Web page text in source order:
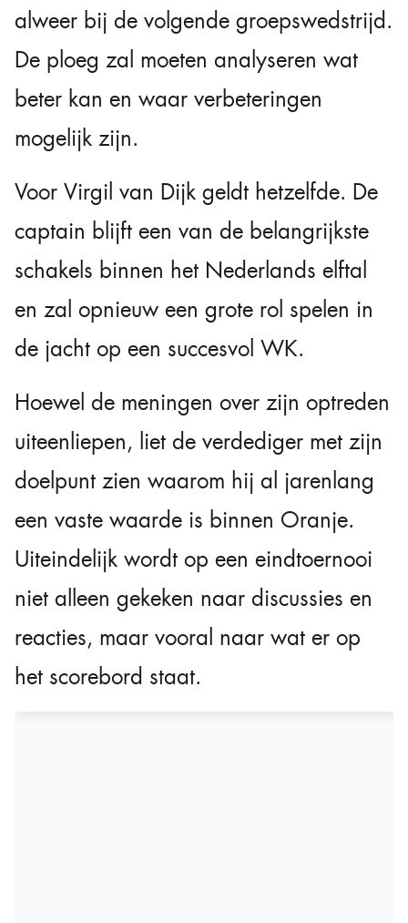
alweer bij de volgende groepswedstrijd.
De ploeg zal moeten analyseren wat
beter kan en waar verbeteringen
mogelijk zijn.
Voor Virgil van Dijk geldt hetzelfde. De
captain blijft een van de belangrijkste
schakels binnen het Nederlands elftal
en zal opnieuw een grote rol spelen in
de jacht op een succesvol WK.
Hoewel de meningen over zijn optreden
uiteenliepen, liet de verdediger met zijn
doelpunt zien waarom hij al jarenlang
een vaste waarde is binnen Oranje.
Uiteindelijk wordt op een eindtoernooi
niet alleen gekeken naar discussies en
reacties, maar vooral naar wat er op
het scorebord staat.